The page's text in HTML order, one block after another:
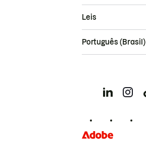
Leis
Português (Brasil)